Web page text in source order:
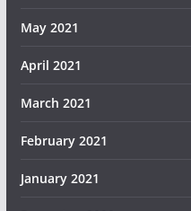
May 2021
April 2021
March 2021
February 2021
January 2021